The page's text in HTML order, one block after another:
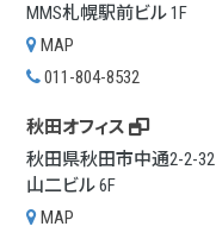
MMS札幌駅前ビル 1F
MAP
011-804-8532
秋田オフィス
秋田県秋田市中通2-2-32
山二ビル 6F
MAP